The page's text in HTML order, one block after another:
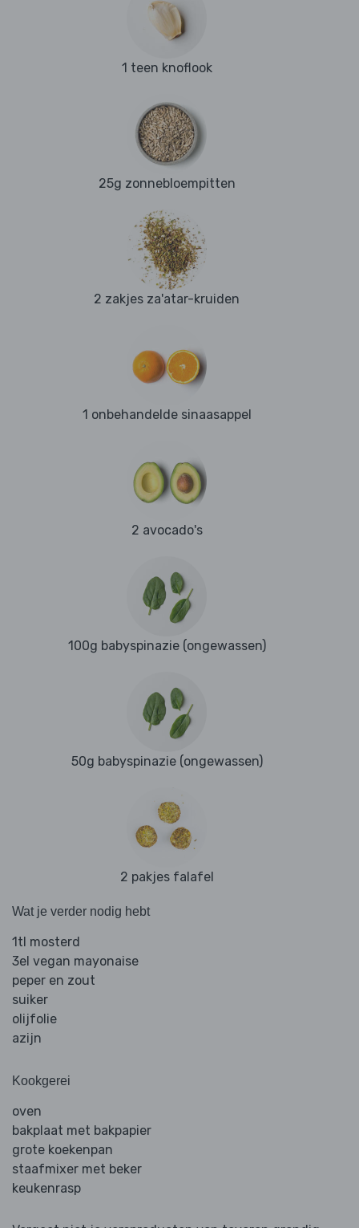
1 teen knoflook
25g zonnebloempitten
2 zakjes za'atar-kruiden
1 onbehandelde sinaasappel
2 avocado's
100g babyspinazie (ongewassen)
50g babyspinazie (ongewassen)
2 pakjes falafel
Wat je verder nodig hebt
1tl mosterd
3el vegan mayonaise
peper en zout
suiker
olijfolie
azijn
Kookgerei
oven
bakplaat met bakpapier
grote koekenpan
staafmixer met beker
keukenrasp